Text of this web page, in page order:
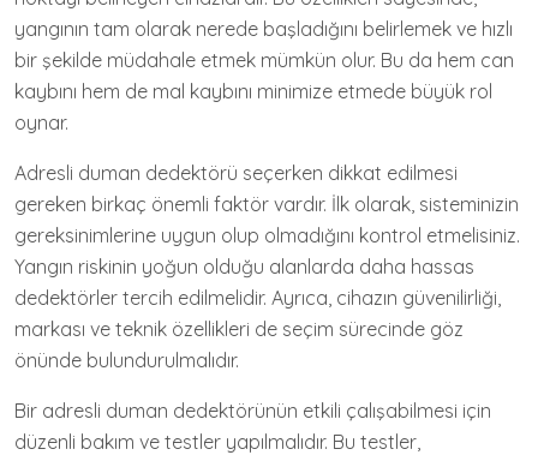
yangının tam olarak nerede başladığını belirlemek ve hızlı
bir şekilde müdahale etmek mümkün olur. Bu da hem can
kaybını hem de mal kaybını minimize etmede büyük rol
oynar.
Adresli duman dedektörü seçerken dikkat edilmesi
gereken birkaç önemli faktör vardır. İlk olarak, sisteminizin
gereksinimlerine uygun olup olmadığını kontrol etmelisiniz.
Yangın riskinin yoğun olduğu alanlarda daha hassas
dedektörler tercih edilmelidir. Ayrıca, cihazın güvenilirliği,
markası ve teknik özellikleri de seçim sürecinde göz
önünde bulundurulmalıdır.
Bir adresli duman dedektörünün etkili çalışabilmesi için
düzenli bakım ve testler yapılmalıdır. Bu testler,